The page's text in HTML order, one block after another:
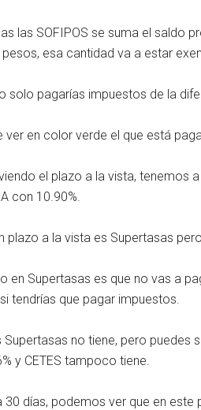
las SOFIPOS se suma el saldo
esa cantidad va a estar
solo pagarías impuestos de la
ver en color verde el que está
el plazo a la vista, tenemos
con 10.90%.
plazo a la vista es Supertasas
en Supertasas es que no vas a
tendrías que pagar impuestos.
Supertasas no tiene, pero puedes
y CETES tampoco tiene.
días, podemos ver que en este